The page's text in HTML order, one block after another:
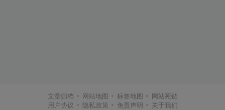
文章归档 网站地图 标签地图
网站死链
用户协议
隐私政策 免责声明 关于我们